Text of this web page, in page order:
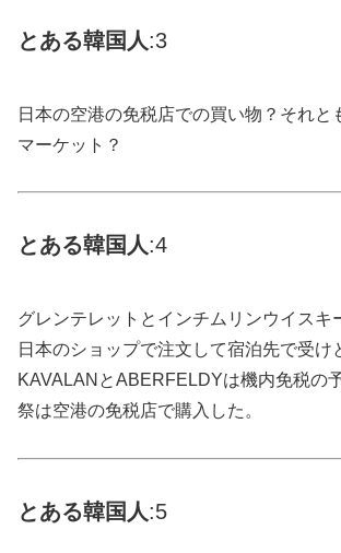
とある韓国 人:3
日本の空港の免税店での買い物？それと
マーケット？
とある韓国 人:4
グレンテレットとインチムリンウイスキ
日本のショップで注文して宿泊先で受け
KAVALANとABERFELDYは機内免税の
祭は空港の免税店で購入した。
とある韓国 人:5